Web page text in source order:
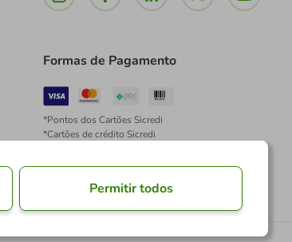
Formas de Pagamento
*Pontos dos Cartões Sicredi
*Cartões de crédito Sicredi
Permitir todos